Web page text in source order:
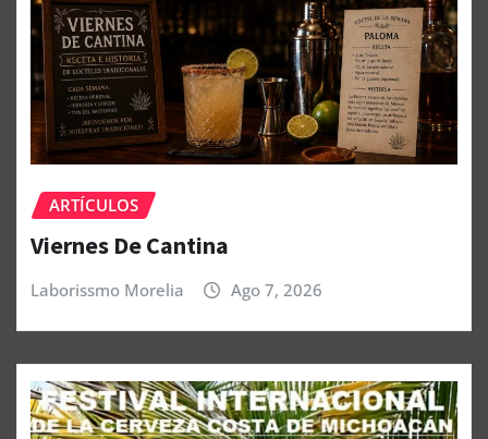
ARTÍCULOS
Viernes De Cantina
Laborissmo Morelia Ago 7, 2026